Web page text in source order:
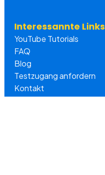
Interessannte Links
YouTube Tutorials
FAQ
Blog
Testzugang anfordern
Kontakt